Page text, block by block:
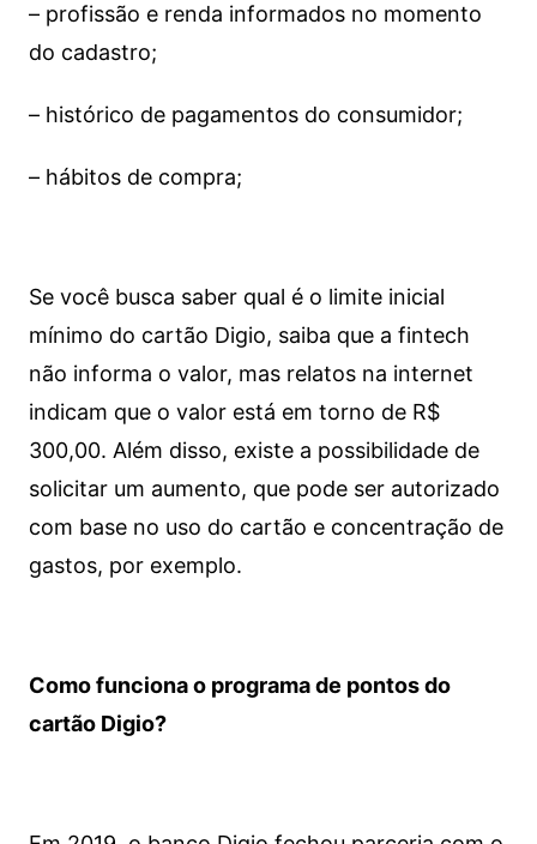
– profissão e renda informados no momento
do cadastro;
– histórico de pagamentos do consumidor;
– hábitos de compra;
Se você busca saber qual é o limite inicial
mínimo do cartão Digio, saiba que a fintech
não informa o valor, mas relatos na internet
indicam que o valor está em torno de R$
300,00. Além disso, existe a possibilidade de
solicitar um aumento, que pode ser autorizado
com base no uso do cartão e concentração de
gastos, por exemplo.
Como funciona o programa de pontos do
cartão Digio?